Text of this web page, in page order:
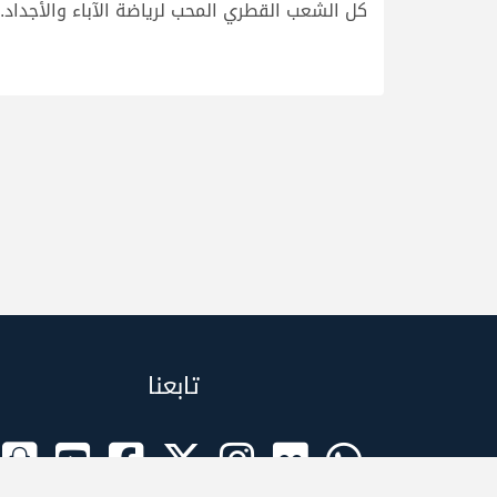
كل الشعب القطري المحب لرياضة الآباء والأجداد.
تابعنا